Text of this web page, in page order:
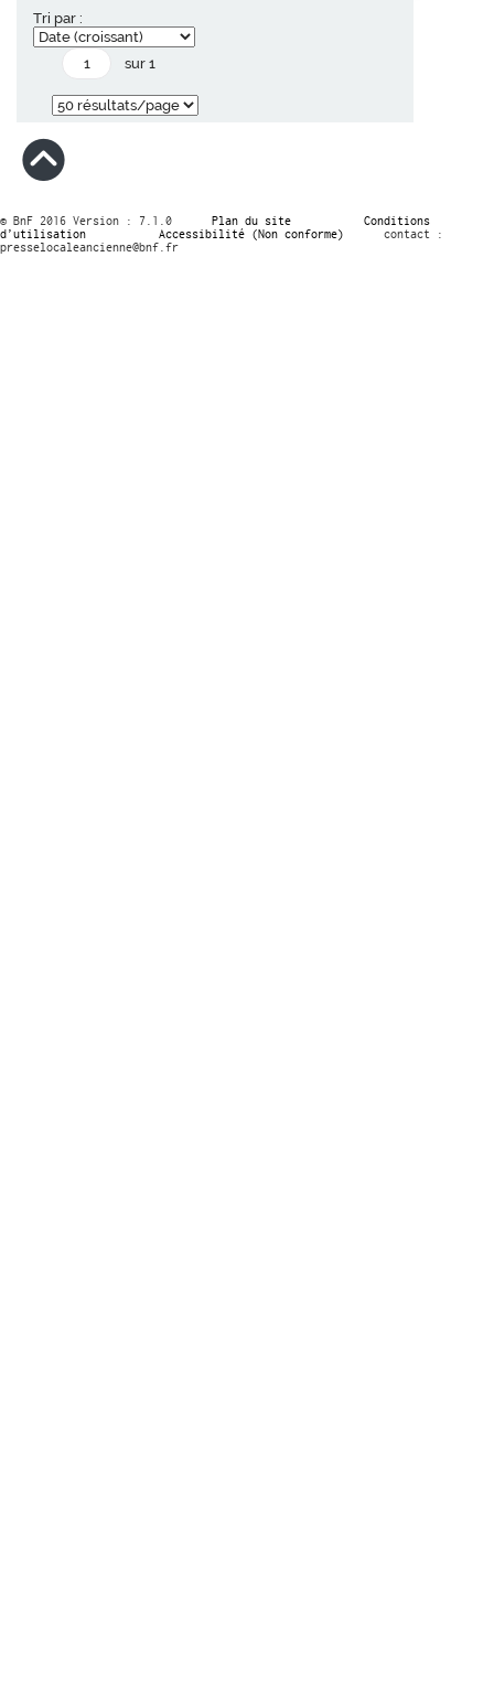
Tri par :
sur 1
© BnF 2016 Version : 7.1.0 Plan du site
Conditions
d’utilisation
Accessibilité (Non conforme)
contact :
presselocaleancienne@bnf.fr